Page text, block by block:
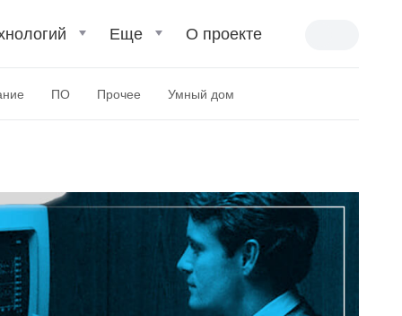
Еще О проекте
ПО Прочее Умный дом